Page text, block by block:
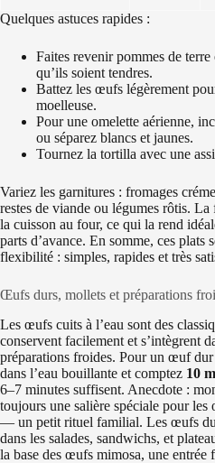
Quelques astuces rapides :
Faites revenir pommes de terre
qu’ils soient tendres.
Battez les œufs légèrement
moelleuse.
Pour une omelette aérienne,
ou séparez blancs et jaunes.
Tournez la tortilla avec une
Variez les garnitures : fromages
restes de viande ou légumes rôtis.
la cuisson au four, ce qui la rend
parts d’avance. En somme, ces plats
flexibilité : simples, rapides et très
Œufs durs, mollets et préparations
Les œufs cuits à l’eau sont des
conservent facilement et s’intègrent
préparations froides. Pour un œuf
dans l’eau bouillante et comptez 10
6–7 minutes suffisent. Anecdote :
toujours une salière spéciale pour
— un petit rituel familial. Les œufs
dans les salades, sandwichs, et
la base des œufs mimosa, une entrée